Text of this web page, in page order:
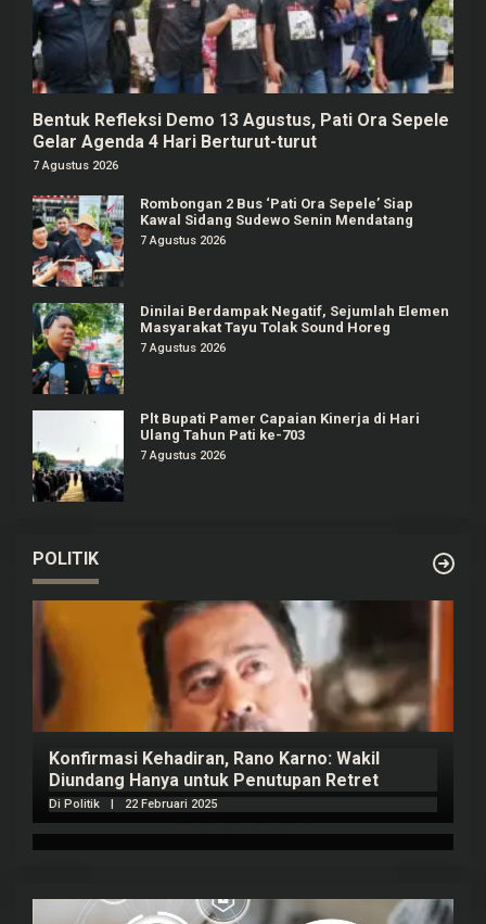
Bentuk Refleksi Demo 13 Agustus, Pati Ora Sepele
Gelar Agenda 4 Hari Berturut-turut
7 Agustus 2026
Rombongan 2 Bus ‘Pati Ora Sepele’ Siap
Kawal Sidang Sudewo Senin Mendatang
7 Agustus 2026
Dinilai Berdampak Negatif, Sejumlah Elemen
Masyarakat Tayu Tolak Sound Horeg
7 Agustus 2026
Plt Bupati Pamer Capaian Kinerja di Hari
Ulang Tahun Pati ke-703
7 Agustus 2026
POLITIK
Konfirmasi Kehadiran, Rano Karno: Wakil
Diundang Hanya untuk Penutupan Retret
Di Politik 22 Februari 2025